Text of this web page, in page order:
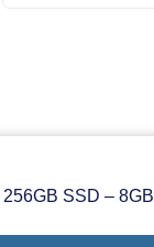
SSD – 8GB